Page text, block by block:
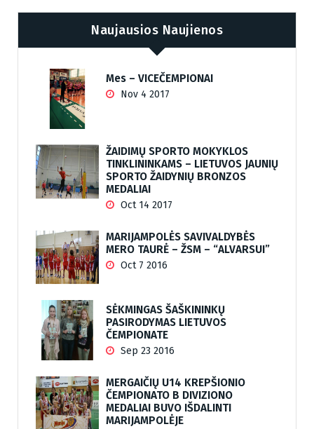
Naujausios Naujienos
Mes – VICEČEMPIONAI
Nov 4 2017
ŽAIDIMŲ SPORTO MOKYKLOS
TINKLININKAMS – LIETUVOS JAUNIŲ
SPORTO ŽAIDYNIŲ BRONZOS
MEDALIAI
Oct 14 2017
MARIJAMPOLĖS SAVIVALDYBĖS
MERO TAURĖ – ŽSM – “ALVARSUI”
Oct 7 2016
SĖKMINGAS ŠAŠKININKŲ
PASIRODYMAS LIETUVOS
ČEMPIONATE
Sep 23 2016
MERGAIČIŲ U14 KREPŠIONIO
ČEMPIONATO B DIVIZIONO
MEDALIAI BUVO IŠDALINTI
MARIJAMPOLĖJE